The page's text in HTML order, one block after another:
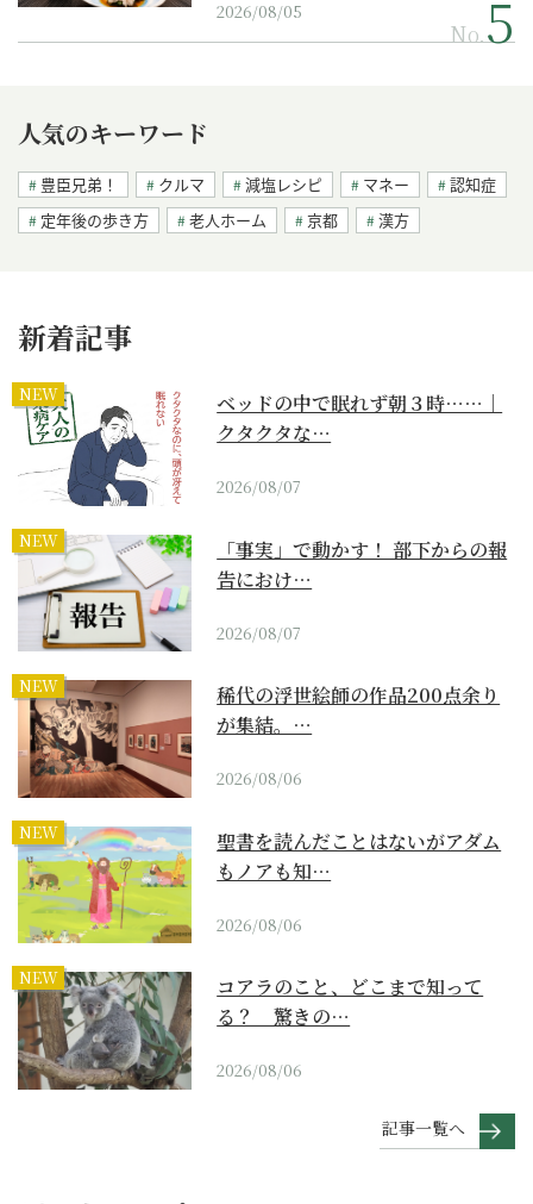
2026/08/05
No.
人気のキーワード
豊臣兄弟！ クルマ 減塩レシピ マネー
認知症
定年後の歩き方
老人ホーム 京都 漢方
新着記事
NEW
ベッドの中で眠れず朝３時……｜
クタクタな…
2026/08/07
NEW
「事実」で動かす！ 部下からの報
告におけ…
2026/08/07
NEW
稀代の浮世絵師の作品200点余り
が集結。…
2026/08/06
NEW
聖書を読んだことはないがアダム
もノアも知…
2026/08/06
NEW
コアラのこと、どこまで知って
る？ 驚きの…
2026/08/06
記事一覧へ